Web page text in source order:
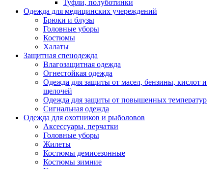
Туфли, полуботинки
Одежда для медицинских учереждений
Брюки и блузы
Головные уборы
Костюмы
Халаты
Защитная спецодежда
Влагозащитная одежда
Огнестойкая одежда
Одежда для защиты от масел, бензины, кислот и
щелочей
Одежда для защиты от повышенных температур
Сигнальная одежда
Одежда для охотников и рыболовов
Аксессуары, перчатки
Головные уборы
Жилеты
Костюмы демисезонные
Костюмы зимние